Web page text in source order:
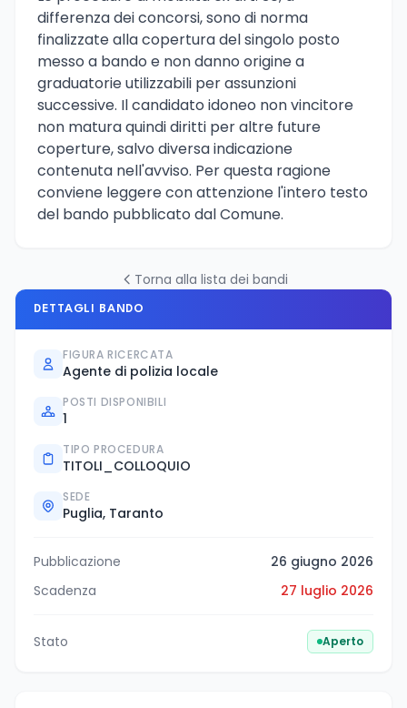
differenza dei concorsi, sono di norma
finalizzate alla copertura del singolo posto
messo a bando e non danno origine a
graduatorie utilizzabili per assunzioni
successive. Il candidato idoneo non vincitore
non matura quindi diritti per altre future
coperture, salvo diversa indicazione
contenuta nell'avviso. Per questa ragione
conviene leggere con attenzione l'intero testo
del bando pubblicato dal Comune.
Torna alla lista dei bandi
DETTAGLI BANDO
FIGURA RICERCATA
Agente di polizia locale
POSTI DISPONIBILI
1
TIPO PROCEDURA
TITOLI_COLLOQUIO
SEDE
Puglia, Taranto
Pubblicazione
26 giugno 2026
Scadenza
27 luglio 2026
Stato Aperto